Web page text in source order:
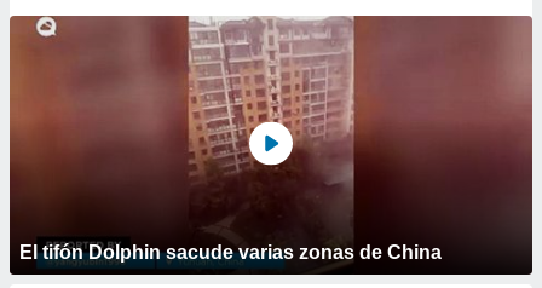
El tifón Dolphin sacude varias zonas de China